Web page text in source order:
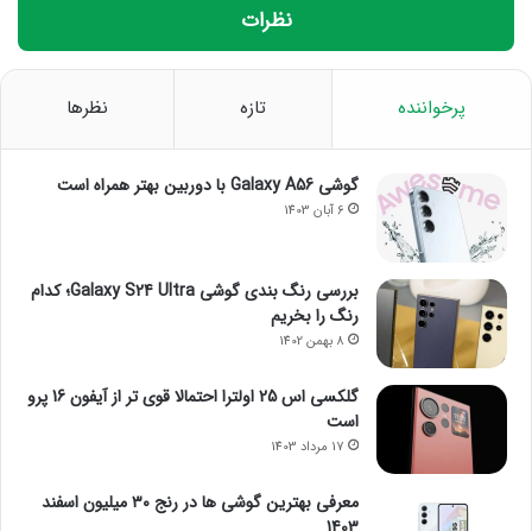
نظرات
پرخواننده تازه نظرها
گوشی Galaxy A56 با دوربین بهتر همراه است
6 آبان 1403
بررسی رنگ بندی گوشی Galaxy S24 Ultra؛ کدام
رنگ را بخریم
8 بهمن 1402
گلکسی اس 25 اولترا احتمالا قوی تر از آیفون 16 پرو
است
17 مرداد 1403
معرفی بهترین گوشی ها در رنج ۳۰ میلیون اسفند